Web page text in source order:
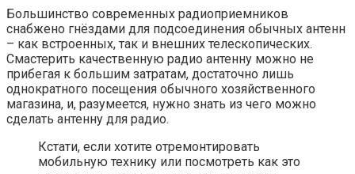
Большинство современных радиоприемников
снабжено гнёздами для подсоединения обычных антенн
– как встроенных, так и внешних телескопических.
Смастерить качественную радио антенну можно не
прибегая к большим затратам, достаточно лишь
однократного посещения обычного хозяйственного
магазина, и, разумеется, нужно знать из чего можно
сделать антенну для радио.
Кстати, если хотите отремонтировать
мобильную технику или посмотреть как это